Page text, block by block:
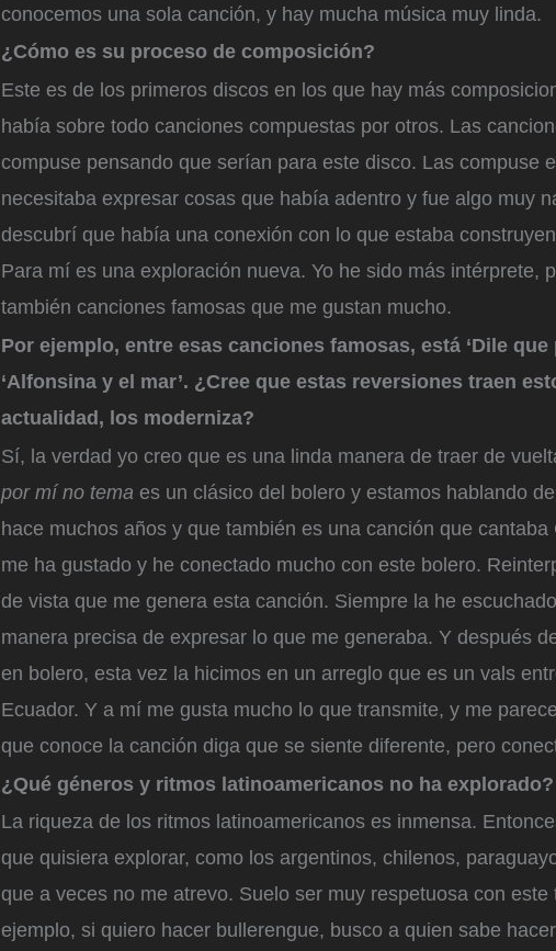
conocemos una sola canción, y hay mucha música muy linda.
¿Cómo es su proceso de composición?
Este es de los primeros discos en los que hay más
había sobre todo canciones compuestas por otros. Las
compuse pensando que serían para este disco. Las compuse
necesitaba expresar cosas que había adentro y fue algo muy
descubrí que había una conexión con lo que estaba
Para mí es una exploración nueva. Yo he sido más intérprete,
también canciones famosas que me gustan mucho.
Por ejemplo, entre esas canciones famosas, está ‘Dile que
‘Alfonsina y el mar’. ¿Cree que estas reversiones traen
actualidad, los moderniza?
Sí, la verdad yo creo que es una linda manera de traer de
por mí no tema es un clásico del bolero y estamos hablando
hace muchos años y que también es una canción que
me ha gustado y he conectado mucho con este bolero.
de vista que me genera esta canción. Siempre la he
manera precisa de expresar lo que me generaba. Y después
en bolero, esta vez la hicimos en un arreglo que es un vals
Ecuador. Y a mí me gusta mucho lo que transmite, y me
que conoce la canción diga que se siente diferente, pero
¿Qué géneros y ritmos latinoamericanos no ha explorado?
La riqueza de los ritmos latinoamericanos es inmensa.
que quisiera explorar, como los argentinos, chilenos,
que a veces no me atrevo. Suelo ser muy respetuosa con este
ejemplo, si quiero hacer bullerengue, busco a quien sabe